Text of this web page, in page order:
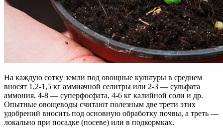
На каждую сотку земли под овощные культуры в среднем
вносят 1,2-1,5 кг аммиачной селитры или 2-3 — сульфата
аммония, 4-8 — суперфосфата, 4-6 кг калийной соли и др.
Опытные овощеводы считают полезным две трети этих
удобрений вносить под основную обработку почвы, а треть —
локально при посадке (посеве) или в подкормках.